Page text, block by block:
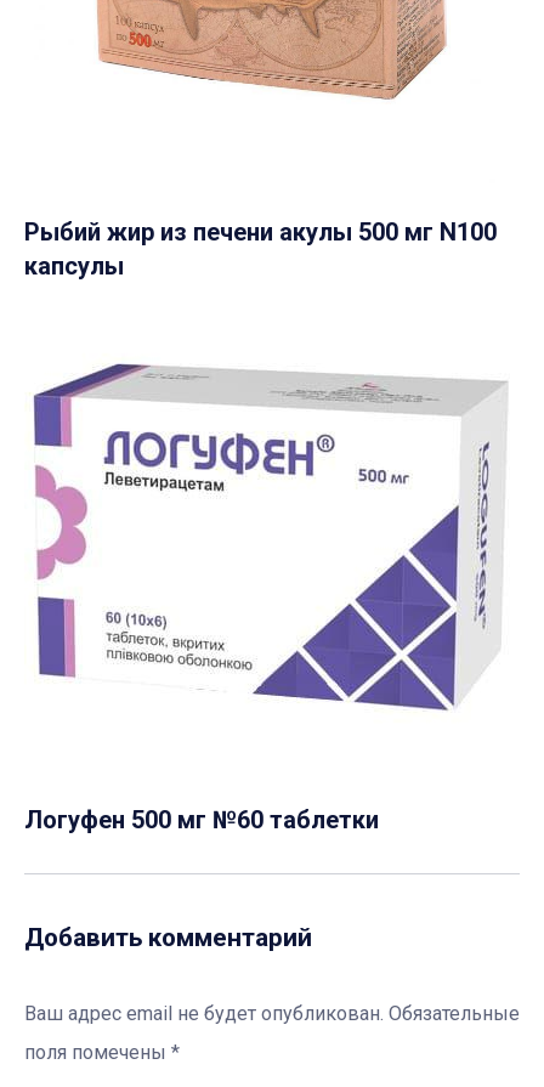
Рыбий жир из печени акулы 500 мг N100
капсулы
Логуфен 500 мг №60 таблетки
Добавить комментарий
Ваш адрес email не будет опубликован. Обязательные
поля помечены *